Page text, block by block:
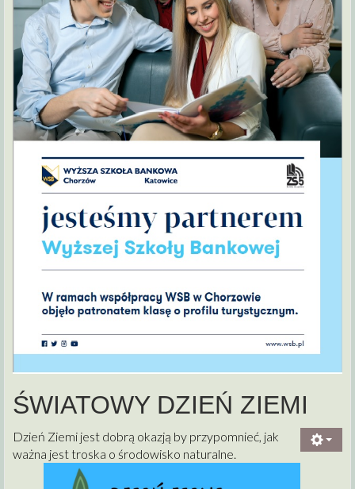
ŚWIATOWY DZIEŃ ZIEMI
Dzień Ziemi jest dobrą okazją by przypomnieć, jak
ważna jest troska o środowisko naturalne.